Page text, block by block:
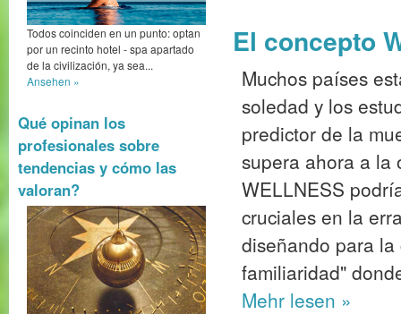
Todos coinciden en un punto: optan
por un recinto hotel - spa apartado
de la civilización, ya sea...
Ansehen »
Qué opinan los
profesionales sobre
tendencias y cómo las
valoran?
El concepto
Muchos países
soledad y los
predictor de la
supera ahora a la
WELLNESS
cruciales en la
diseñando para la
familiaridad"
Mehr lesen »